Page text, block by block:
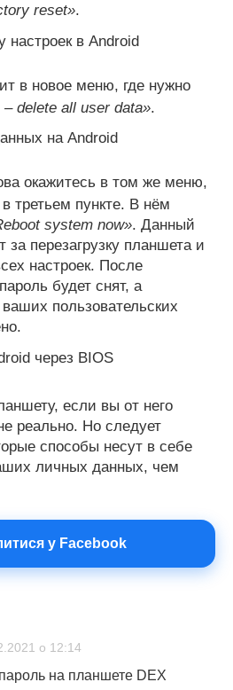
reset».
в новое меню, где нужно
– delete all user data».
окажитесь в том же меню,
третьем пункте. В нём
system now». Данный
за перезагрузку планшета и
настроек. После
будет снят, а
пользовательских
если вы от него
реально. Но следует
способы несут в себе
личных данных, чем
у Facebook
о 12:14
на планшете DEX